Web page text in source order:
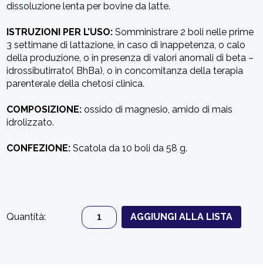
dissoluzione lenta per bovine da latte.
ISTRUZIONI PER L’USO: Somministrare 2 boli nelle prime
3 settimane di lattazione, in caso di inappetenza, o calo
della produzione, o in presenza di valori anomali di beta –
idrossibutirrato( BhBa), o in concomitanza della terapia
parenterale della chetosi clinica.
COMPOSIZIONE: ossido di magnesio, amido di mais
idrolizzato.
CONFEZIONE: Scatola da 10 boli da 58 g.
Quantità: AGGIUNGI ALLA LISTA